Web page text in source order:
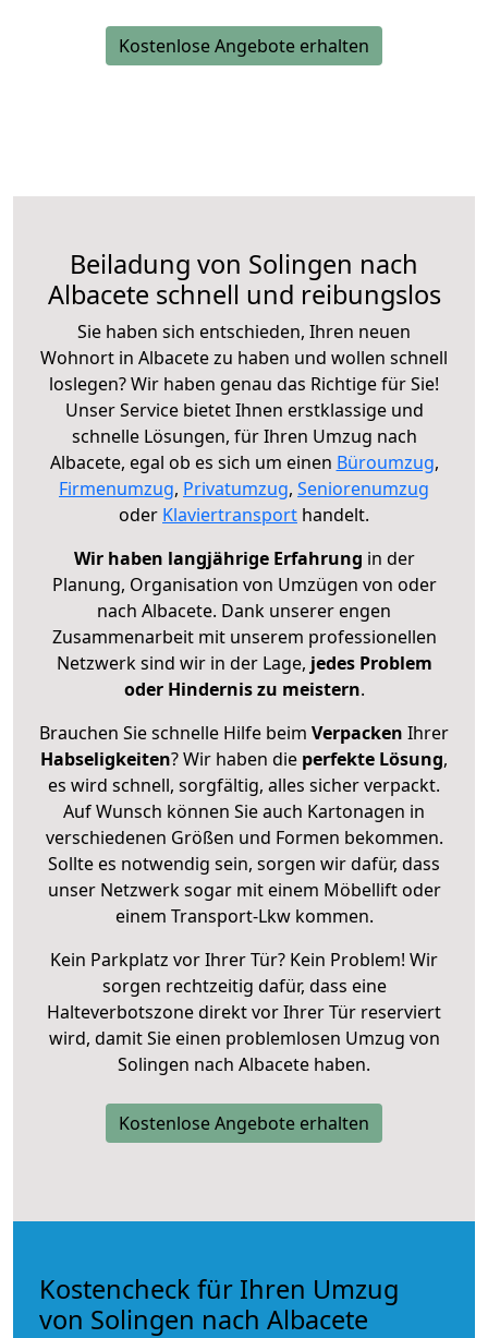
Kostenlose Angebote erhalten
Beiladung von Solingen nach
Albacete schnell und reibungslos
Sie haben sich entschieden, Ihren neuen
Wohnort in Albacete zu haben und wollen schnell
loslegen? Wir haben genau das Richtige für Sie!
Unser Service bietet Ihnen erstklassige und
schnelle Lösungen, für Ihren Umzug nach
Albacete, egal ob es sich um einen Büroumzug,
Firmenumzug, Privatumzug, Seniorenumzug
oder Klaviertransport handelt.
Wir haben langjährige Erfahrung in der
Planung, Organisation von Umzügen von oder
nach Albacete. Dank unserer engen
Zusammenarbeit mit unserem professionellen
Netzwerk sind wir in der Lage, jedes Problem
oder Hindernis zu meistern.
Brauchen Sie schnelle Hilfe beim Verpacken Ihrer
Habseligkeiten? Wir haben die perfekte Lösung,
es wird schnell, sorgfältig, alles sicher verpackt.
Auf Wunsch können Sie auch Kartonagen in
verschiedenen Größen und Formen bekommen.
Sollte es notwendig sein, sorgen wir dafür, dass
unser Netzwerk sogar mit einem Möbellift oder
einem Transport-Lkw kommen.
Kein Parkplatz vor Ihrer Tür? Kein Problem! Wir
sorgen rechtzeitig dafür, dass eine
Halteverbotszone direkt vor Ihrer Tür reserviert
wird, damit Sie einen problemlosen Umzug von
Solingen nach Albacete haben.
Kostenlose Angebote erhalten
Kostencheck für Ihren Umzug
von Solingen nach Albacete